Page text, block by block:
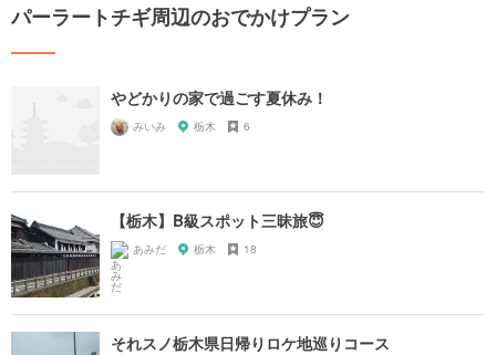
パーラートチギ周辺のおでかけプラン
やどかりの家で過ごす夏休み！
みいみ 栃木 6
【栃木】B級スポット三昧旅😇
あみだ 栃木 18
それスノ栃木県日帰りロケ地巡りコース